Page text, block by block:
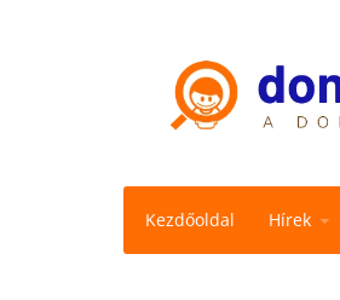
Kezdőoldal Hírek